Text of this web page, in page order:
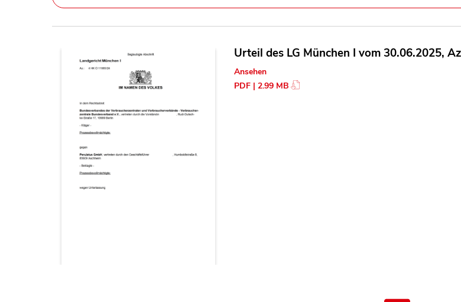
Urteil des LG München I vom 30.06.2025,
Ansehen
PDF | 2.99 MB